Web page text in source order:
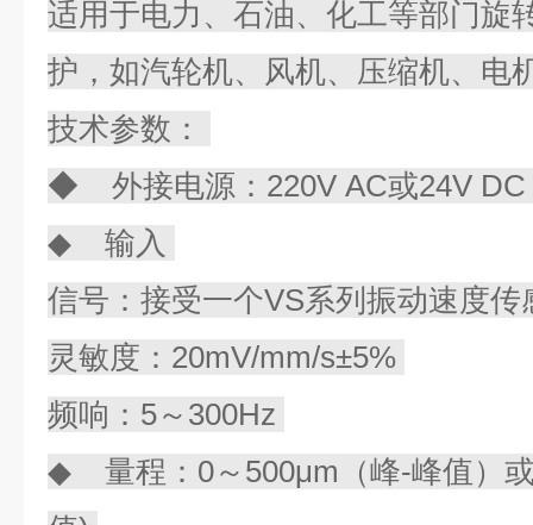
适用于电力、石油、化工等部门旋
护，如汽轮机、风机、压缩机、电
技术参数：
◆ 外接电源：220V AC或24V DC
◆ 输入
信号：接受一个VS系列振动速度
灵敏度：20mV/mm/s±5%
频响：5～300Hz
◆ 量程：0～500μm（峰-峰值）